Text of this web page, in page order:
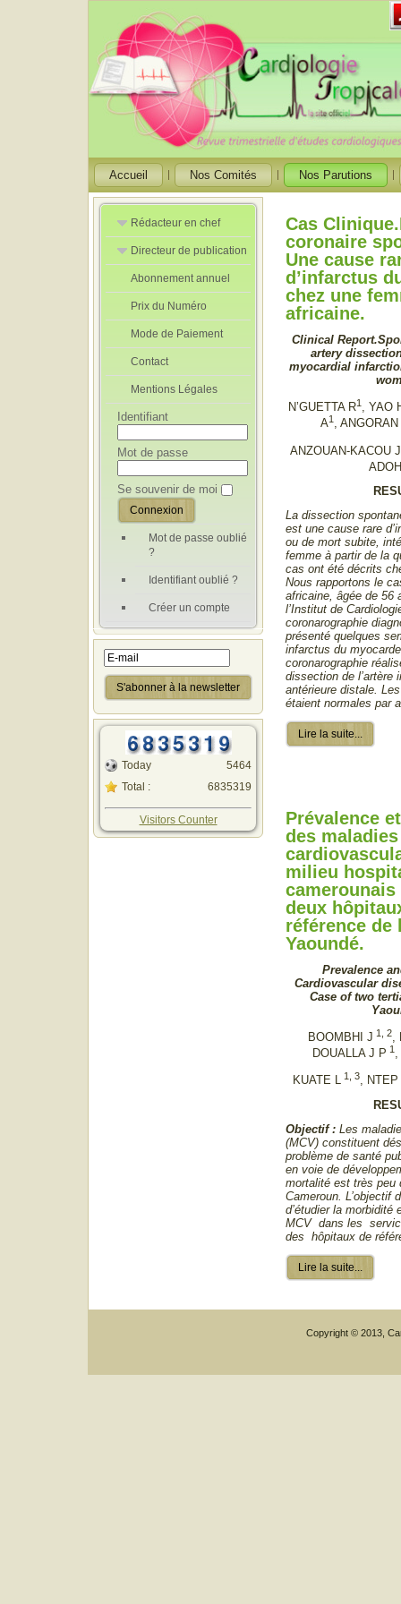
Accueil Nos Comités Nos Parutions
Rédacteur en chef
Rédacteurs en
Chef Adjoint
Directeur de publication
Directeur de
publication
adjoint
Abonnement annuel
Prix du Numéro
Mode de Paiement
Contact
Mentions Légales
Identifiant
Mot de passe
Se souvenir de moi
Mot de passe oublié
?
Identifiant oublié ?
Créer un compte
Today
Total :
5464
6835319
Visitors Counter
Cas
coronaire
Une cause
d’infarctus
chez une
africaine.
Clinical
artery
myocardial
N’GUETTA R1, YAO
A1 ,
ANZOUAN-KACOU
La dissection
est une cause rare
ou de mort subite,
femme à partir de la
cas ont été décrits
Nous rapportons le
africaine, âgée de 56
l’Institut de
coronarographie
présenté quelques
infarctus du
coronarographie
dissection de l’artère
antérieure distale.
étaient normales par
Lire la suite...
Prévalence
des maladies
milieu
camerounais
deux
référence de
Yaoundé.
Prevalence
Cardiovascular
Case of two
BOOMBHI J 1, 2
DOUALLA J P 1,
KUATE L 1, 3, NTEP
Objectif : Les
(MCV) constituent
problème de santé
en voie de
mortalité est très peu
Cameroun. L’objectif
d’étudier la morbidité
MCV dans les
des hôpitaux de
Lire la suite...
Copyright © 2013,